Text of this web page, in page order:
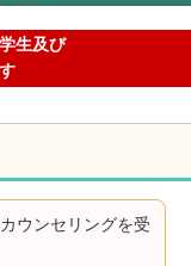
生及び
ウンセリングを受